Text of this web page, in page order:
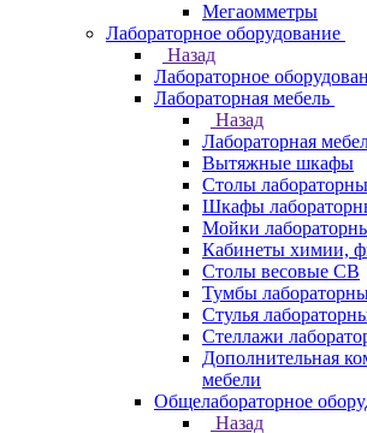
Мегаомметры
Лабораторное оборудование
Назад
Лабораторное
Лабораторная мебель
Назад
Лабораторная
Вытяжные шкафы
Столы
Шкафы
Мойки
Кабинеты химии,
Столы весовые СВ
Тумбы
Стулья
Стеллажи
Дополнительная
мебели
Общелабораторное
Назад